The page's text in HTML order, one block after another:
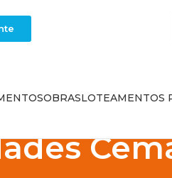
OBRASLOTEAMENTOS